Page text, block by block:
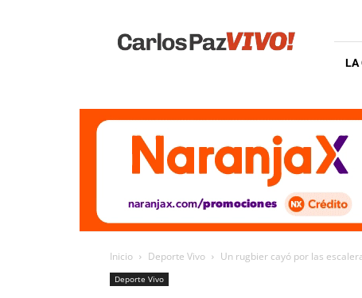
Vivo
LA
Inicio Deporte Vivo Un rugbier cayó por las
Deporte Vivo